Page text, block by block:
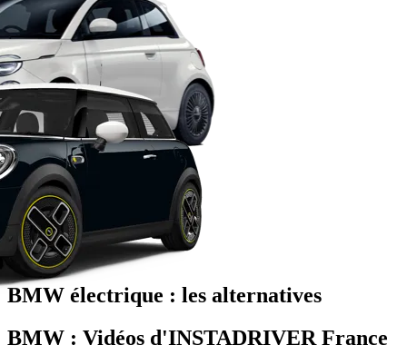
BMW électrique : les alternatives
BMW : Vidéos d'INSTADRIVER France